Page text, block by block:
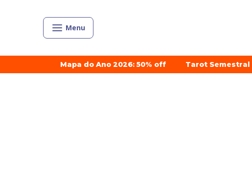
Menu
Mapa do Ano 2026: 50% off Tarot Semestral